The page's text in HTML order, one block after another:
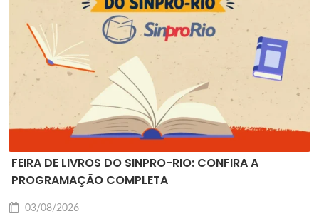
FEIRA DE LIVROS DO SINPRO-RIO: CONFIRA A
PROGRAMAÇÃO COMPLETA
03/08/2026